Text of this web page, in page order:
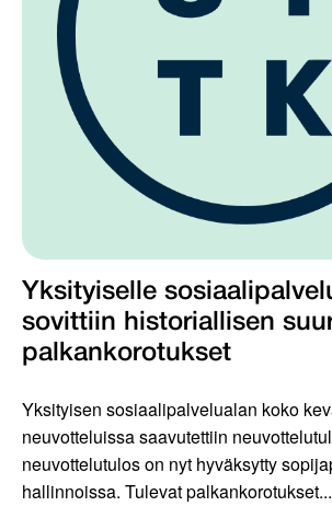
Yksityiselle
sovittiin historiallisen
palkankorotukset
Yksityisen sosiaalipalvelualan koko
neuvotteluissa saavutettiin
neuvottelutulos on nyt hyväksytty
hallinnoissa. Tulevat palkankorotukset...